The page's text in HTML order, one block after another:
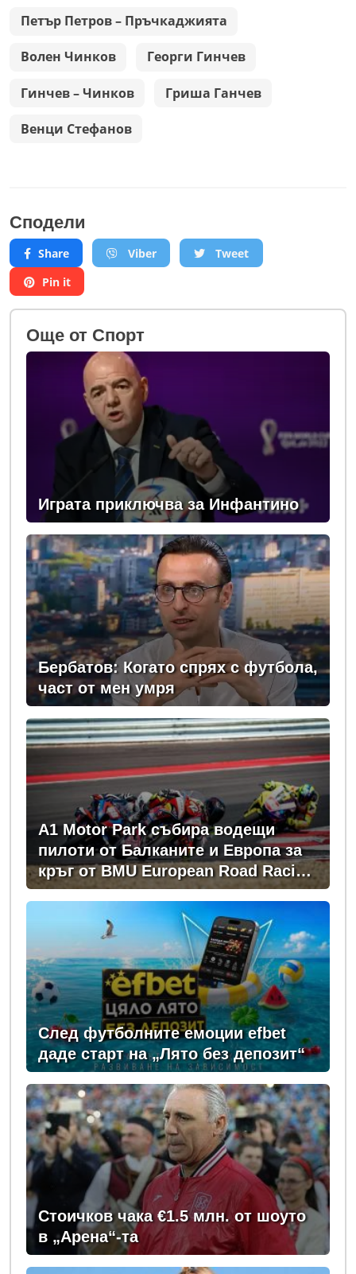
Петър Петров – Пръчкаджията
Волен Чинков Георги Гинчев
Гинчев – Чинков Гриша Ганчев
Венци Стефанов
Сподели
Share Viber
Tweet
Pin it
Oще от Спорт
Играта приключва за Инфантино
Бербатов: Когато спрях с футбола,
част от мен умря
A1 Motor Park събира водещи
пилоти от Балканите и Европа за
кръг от BMU European Road Racing
Championship 2026
След футболните емоции efbet
даде старт на „Лято без депозит“
Стоичков чака €1.5 млн. от шоуто
в „Арена“-та